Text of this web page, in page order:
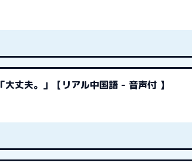
「大丈夫。」【リアル中国語 - 音声付 】